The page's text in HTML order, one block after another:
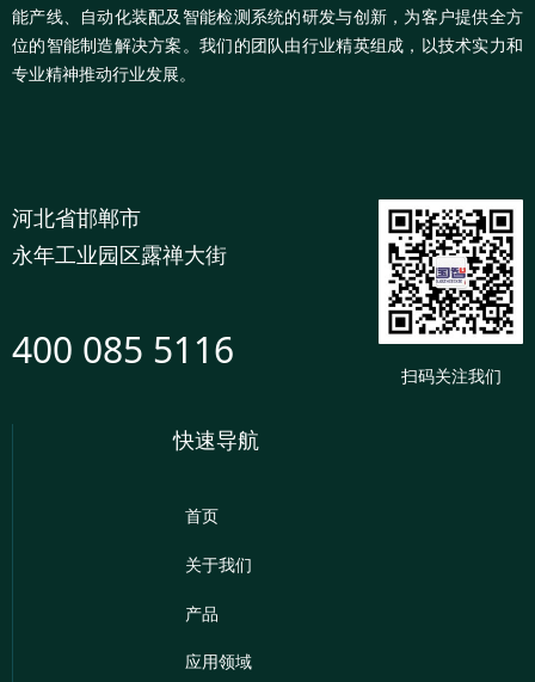
能产线、自动化装配及智能检测系统的研发与创新，为客户提供全方
位的智能制造解决方案。我们的团队由行业精英组成，以技术实力和
专业精神推动行业发展。
河北省邯郸市
永年工业园区露禅大街
400 085 5116
扫码关注我们
快速导航
首页
关于我们
产品
应用领域